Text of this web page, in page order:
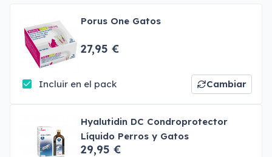
Porus One Gatos
27,95 €
Incluir en el pack Cambiar
Hyalutidin DC Condroprotector
Líquido Perros y Gatos
29,95 €